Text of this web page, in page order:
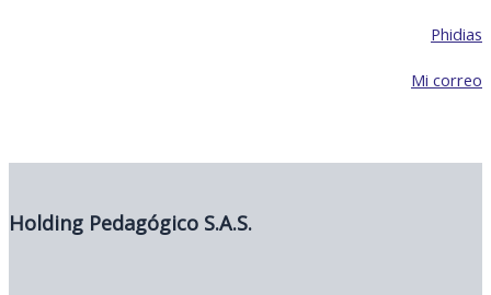
Phidias
Mi correo
Holding Pedagógico S.A.S.